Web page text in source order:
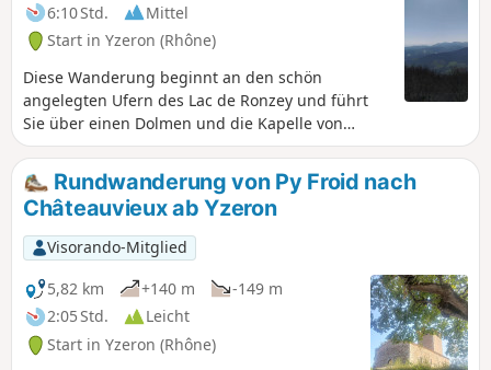
6:10 Std.
Mittel
Start in Yzeron (Rhône)
Diese Wanderung beginnt an den schön
angelegten Ufern des Lac de Ronzey und führt
Sie über einen Dolmen und die Kapelle von
Châteauvieux zu ihrem höchsten Punkt, dem Crêt
du Py Froid. Schließlich gelangen Sie zum
Staudamm am Garon. Während Ihrer gesamten
Wanderung begleiten Sie herrliche Ausblicke auf
die Mont du Lyonnais und die Metropole Lyon.
Rundwanderung von Py Froid nach
Châteauvieux ab Yzeron
Visorando-Mitglied
5,82 km
+140 m
-149 m
2:05 Std.
Leicht
Start in Yzeron (Rhône)